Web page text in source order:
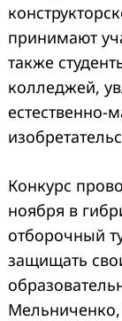
принимают
также
колледжей,
естественно-
Конкурс
ноября в
отборочный
защищать
Мельниченко,